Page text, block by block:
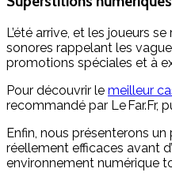
L’été arrive, et les joueurs
sonores rappelant les
promotions spéciales et à
Pour découvrir le meilleur
recommandé par Le Far.Fr,
Enfin, nous présenterons
réellement efficaces avant
environnement numérique